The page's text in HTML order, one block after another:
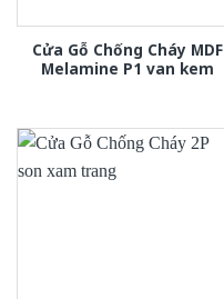
Cửa Gỗ Chống Cháy MDF
Melamine P1 van kem